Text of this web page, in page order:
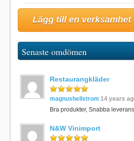
Lägg till en verksamhet
Senaste omdömen
Restaurangkläder
magnushellstrom 14 years
Bra produkter, Snabba
N&W Vinimport